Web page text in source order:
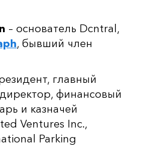
– основатель Dcntral,
, бывший член
главный
финансовый
и казначей
Ventures Inc.,
Parking